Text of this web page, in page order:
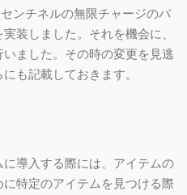
ンチネルの無限チャージのバ
装しました。それを機会に、
ました。その時の変更を見逃
も記載しておきます。
導入する際には、アイテムの
特定のアイテムを見つける際